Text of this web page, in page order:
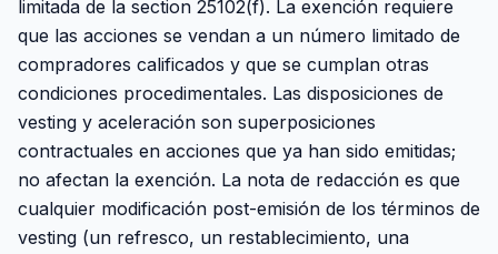
limitada de la section 25102(f). La exención requiere
que las acciones se vendan a un número limitado de
compradores calificados y que se cumplan otras
condiciones procedimentales. Las disposiciones de
vesting y aceleración son superposiciones
contractuales en acciones que ya han sido emitidas;
no afectan la exención. La nota de redacción es que
cualquier modificación post-emisión de los términos de
vesting (un refresco, un restablecimiento, una